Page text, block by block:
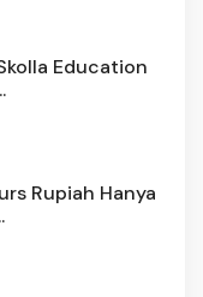
Education
Rupiah Hanya